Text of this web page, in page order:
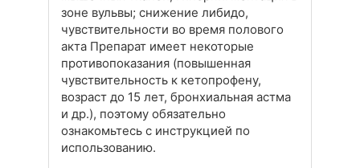
зоне вульвы; снижение либидо,
чувствительности во время полового
акта Препарат имеет некоторые
противопоказания (повышенная
чувствительность к кетопрофену,
возраст до 15 лет, бронхиальная астма
и др.), поэтому обязательно
ознакомьтесь с инструкцией по
использованию.